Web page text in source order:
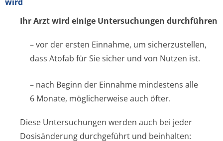
Ihr Arzt wird einige Untersuchungen durchführen
– vor der ersten Einnahme, um sicherzustellen,
dass Atofab für Sie sicher und von Nutzen ist.
– nach Beginn der Einnahme mindestens alle
6 Monate, möglicherweise auch öfter.
Diese Untersuchungen werden auch bei jeder
Dosisänderung durchgeführt und beinhalten: